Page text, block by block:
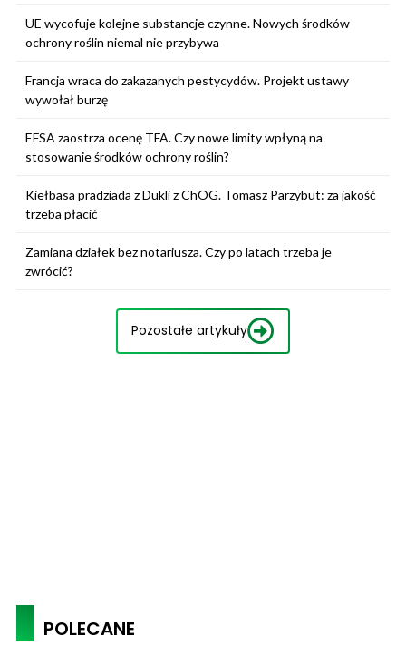
UE wycofuje kolejne substancje czynne. Nowych środków
ochrony roślin niemal nie przybywa
Francja wraca do zakazanych pestycydów. Projekt ustawy
wywołał burzę
EFSA zaostrza ocenę TFA. Czy nowe limity wpłyną na
stosowanie środków ochrony roślin?
Kiełbasa pradziada z Dukli z ChOG. Tomasz Parzybut: za jakość
trzeba płacić
Zamiana działek bez notariusza. Czy po latach trzeba je
zwrócić?
Pozostałe artykuły
POLECANE